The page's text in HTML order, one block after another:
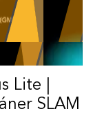
Lite |
SLAM